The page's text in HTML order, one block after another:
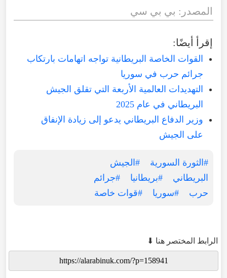
المصدر: بي بي سي
إقرأ أيضًا:
القوات الخاصة البريطانية تواجه اتهامات بارتكاب
جرائم حرب في سوريا
التهديدات العالمية الأربعة التي تقلق الجيش
البريطاني في عام 2025
وزير الدفاع البريطاني يدعو إلى زيادة الإنفاق
على الجيش
#الثورة السورية
#الجيش
البريطاني
#بريطانيا
#جرائم
حرب
#سوريا #قوات خاصة
الرابط المختصر هنا ⬇